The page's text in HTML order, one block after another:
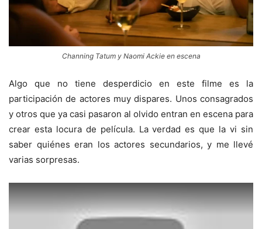
Channing Tatum y Naomi Ackie en escena
Algo que no tiene desperdicio en este filme es la
participación de actores muy dispares. Unos consagrados
y otros que ya casi pasaron al olvido entran en escena para
crear esta locura de película. La verdad es que la vi sin
saber quiénes eran los actores secundarios, y me llevé
varias sorpresas.